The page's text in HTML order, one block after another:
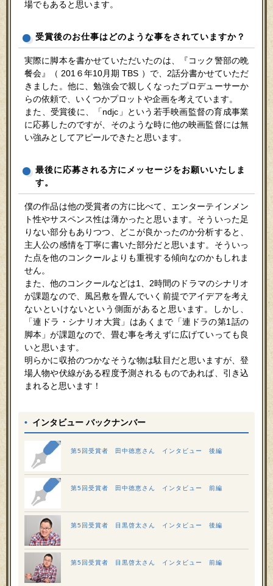
場でもあると思います。
受賞後のお仕事はどのような事をされていますか？
実際に脚本を書かせていただいたのは、『コック警部の晩
餐会』（ 201６年10月期 TBS ）で、2話分書かせていただ
きました。他に、勉強会で親しくなったプロデューサーか
らの依頼で、いくつかプロットや企画を考えています。
また、受賞後に、「ndjc」という若手映画監督の育成事業
に応募したのですが、そのような時に他の映画監督には無
い強みとしてアピールできたと思います。
最後に応募される方にメッセージをお願いいたしま
す。
僕の作品は他の受賞者の方に比べて、エンターテインメン
ト性やサスペンス性は薄かったと思います。そういった足
りない部分もありつつ、どこが良かったのか分析すると、
主人公の感情を丁寧に書いた部分だと思います。そういっ
た点を他のコンクールよりも重視する傾向なのかもしれま
せん。
また、他のコンクールなどは1、2時間のドラマのシナリオ
が課題なので、風呂敷を畳んでいく前提でアイデアを考え
ないといけないという側面があると思います。しかし、
「連ドラ・シナリオ大賞」はあくまで「連ドラの第1話の
脚本」が課題なので、畳む事を考えずに広げていっても良
いと思います。
明らかに収拾のつかなそうな物は駄目だと思いますが、登
場人物や伏線がある程度予測されるものであれば、引き込
まれると思います！
• インタビュー バックナンバー
第5回受賞者 田中徳恵さん インタビュー 後編
第5回受賞者 田中徳恵さん インタビュー 前編
第5回受賞者 目黒啓太さん インタビュー 後編
第5回受賞者 目黒啓太さん インタビュー 前編